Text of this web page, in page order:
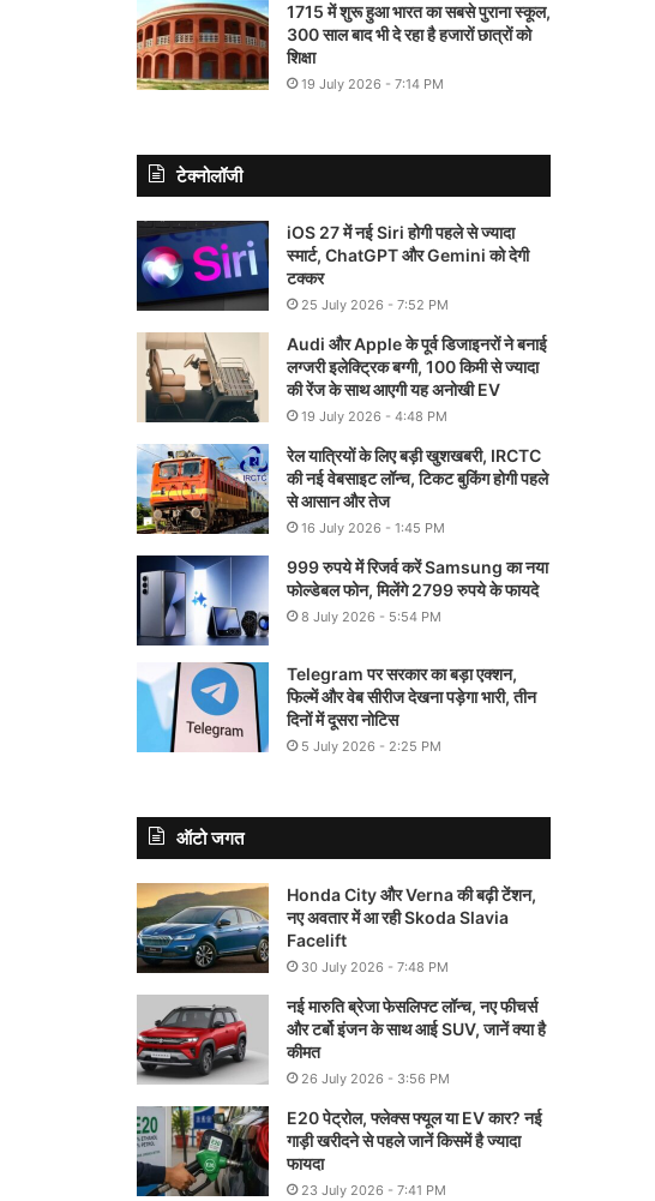
1715 में शुरू हुआ भारत का सबसे पुराना स्कूल,
300 साल बाद भी दे रहा है हजारों छात्रों को
शिक्षा
19 July 2026 - 7:14 PM
टेक्नोलॉजी
iOS 27 में नई Siri होगी पहले से ज्यादा
स्मार्ट, ChatGPT और Gemini को देगी
टक्कर
25 July 2026 - 7:52 PM
Audi और Apple के पूर्व डिजाइनरों ने बनाई
लग्जरी इलेक्ट्रिक बग्गी, 100 किमी से ज्यादा
की रेंज के साथ आएगी यह अनोखी EV
19 July 2026 - 4:48 PM
रेल यात्रियों के लिए बड़ी खुशखबरी, IRCTC
की नई वेबसाइट लॉन्च, टिकट बुकिंग होगी पहले
से आसान और तेज
16 July 2026 - 1:45 PM
999 रुपये में रिजर्व करें Samsung का नया
फोल्डेबल फोन, मिलेंगे 2799 रुपये के फायदे
8 July 2026 - 5:54 PM
Telegram पर सरकार का बड़ा एक्शन,
फिल्में और वेब सीरीज देखना पड़ेगा भारी, तीन
दिनों में दूसरा नोटिस
5 July 2026 - 2:25 PM
ऑटो जगत
Honda City और Verna की बढ़ी टेंशन,
नए अवतार में आ रही Skoda Slavia
Facelift
30 July 2026 - 7:48 PM
नई मारुति ब्रेजा फेसलिफ्ट लॉन्च, नए फीचर्स
और टर्बो इंजन के साथ आई SUV, जानें क्या है
कीमत
26 July 2026 - 3:56 PM
E20 पेट्रोल, फ्लेक्स फ्यूल या EV कार? नई
गाड़ी खरीदने से पहले जानें किसमें है ज्यादा
फायदा
23 July 2026 - 7:41 PM